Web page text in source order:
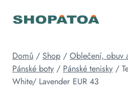
Domů / Shop / Oblečení, obuv
Pánské boty / Pánské tenisky /
White/ Lavender EUR 43